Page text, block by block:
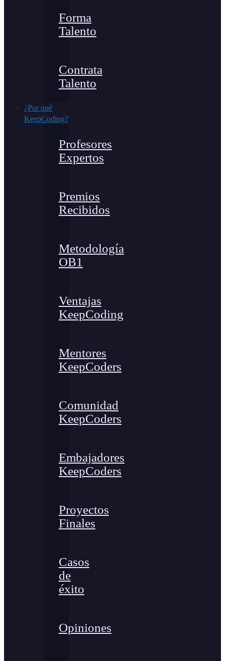
Forma
Talento
Contrata
Talento
¿Por qué
KeepCoding?
Profesores
Expertos
Premios
Recibidos
Metodología
OB1
Ventajas
KeepCoding
Mentores
KeepCoders
Comunidad
KeepCoders
Embajadores
KeepCoders
Proyectos
Finales
Casos
de
éxito
Opiniones